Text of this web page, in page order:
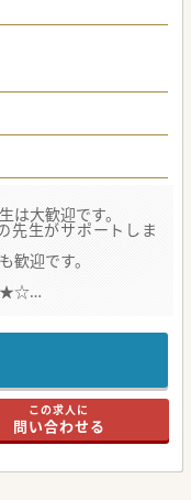
大歓迎です。
先生がサポートしま
迎です。
★☆
人です。
タッフも手厚い点も
この求人に
問い合わせる